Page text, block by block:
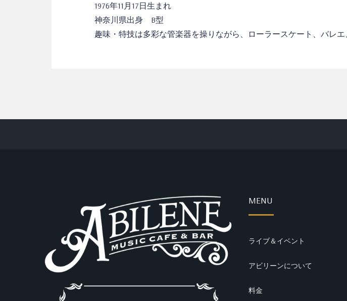
1976年11月17日生まれ
神奈川県出身 B型
趣味・特技は多彩な管楽器を操りながら、ローラースケート、バレエ
MENU
ライブ＆イベント
アビリーンについて
料金